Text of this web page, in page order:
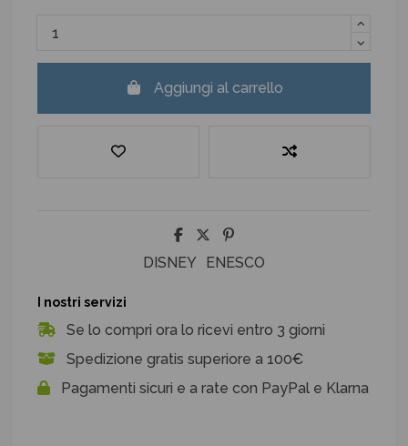
Aggiungi al carrello
DISNEY ENESCO
I nostri servizi
Se lo compri ora lo ricevi entro 3 giorni
Spedizione gratis superiore a 100€
Pagamenti sicuri e a rate con PayPal e Klarna